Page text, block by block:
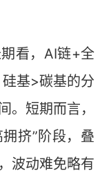
看，AI链+全
基>碳基的分
。短期而言，
挤”阶段，叠
波动难免略有